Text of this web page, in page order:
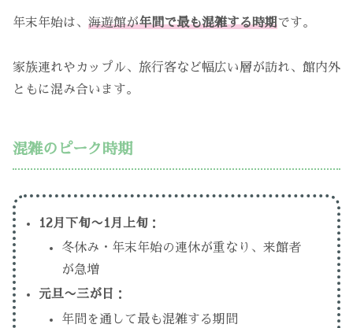
年末年始は、 海遊館が年間で最も混雑する時期です。
家族連れやカップル、旅行客など幅広い層が訪れ、館内外
ともに混み合います。
混雑のピーク時期
12月下旬〜1月上旬 ：
冬休み・年末年始の連休が重なり、来館者
が急増
元旦〜三が日
：
年間を通して最も混雑する期間